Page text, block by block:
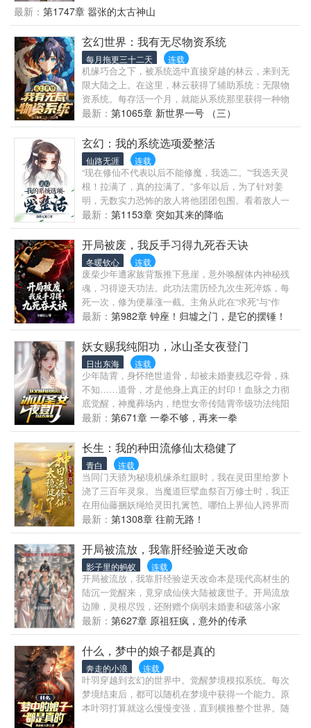
筹谋，诸神再现，世界与天道，毁灭与涅盘，这个世
界逐渐变得扑朔迷离，无法看清真容，而在这一场博
弈，我是棋子，亦是执棋者。想杀我？好啊，那就看
看是你先死还是我先死。（简介无力，请移步正文，
新人第一次写书，如有不好，请多担待。）
最新： 第1747章 嚣张的太古神山
玄幻世界：我有无尽物资系统
每月拖更三十二天 连载
机缘巧合之下，被系统选中直接穿越的林云，来到无
限大陆之上。在这里，林云获得了辅助系统：无限物
资系统。每存活一个月，就能从系统那里获得一种物
资，理论上，只需要活得越久，获得物资就越多。随
着时间的过去，林云发现自己可以躺平了。修炼需要
的丹药，林云表示自己每天当糖豆吃。炼器需要的材
料，林云直接询问你需要几吨？甚至画画所需要的神
兽血脉，林云直接一桶一桶的提供，并告诉画符师，
不够找自己要，自己还有。当然这一切都只是梦，因
为当林云在无限大陆之上，迎来自己第一个千年生日
的时候。一件让林云一辈子，都无法忘记的事情发生
了。被无限大陆所有强者，所恐惧的黑暗镇压将领
了。而这个事件还有另外一个名字：狩猎游戏。一场
由圣人制定的游戏规则······一场强制所有生灵参加的游
戏······圣人之下皆蝼蚁，你没有拒绝的资格。
最新： 第1065章 新世界一号 （三）
玄幻：我的系统选项爱整活
仙路无涯 连载
“现在修仙不代表以后不能修魔，我选二。”“我选天灵
根！拉满了，真的拉满了。”多年以后，为了针对姜
明，无数实力恐怖的敌人将他团团包围。看着敌人一
切尽在掌控中的得意神情，姜明笑了。刹那间，他的
气息暴涨无数倍，一把抓住所有敌人，顷刻镇压。我
在等外挂，你在等什么？身游诸天万界，脚踏岁月长
河。蓦然回首，眼中已再无敌手。
最新： 第1153章 突如其来的降临
开局被废，我反手习得九死吞天诀
冬暖钦心 连载
废柴少年遭家族背叛推下悬崖，意外唤醒体内神秘残
魂，习得逆天功法。此功法需历经九次生死淬炼，每
死一次，修为便暴涨一截。主角从此在“求死”与“作
死”的路上狂奔，靠“死”来升级，搅动天下风云。
最新： 第982章 钟座！归墟之门，是它的摆锤！
妖女赐我纯阳功，冰山圣女夜登门
日出东海 连载
少年陆霄，身怀绝世道骨，却被未婚妻残忍夺骨，殊
不知……道骨，才是他身上真正的封印！血脉之力彻
底觉醒，神魔葬场内，绝世女帝传陆霄帝级功法纯阳
天功，修炼速度一日千里！双修……可再翻十倍！结
果，刚获得逆天传承，未婚妻的继母，身怀玄阴之体
的冰山圣女……找上门了？陆霄：“女帝姐姐，怎么
办？”女帝：“你的机缘来了，冲！”
最新： 第671章 一拳不够，再来一拳
长生：我的种田流修仙太稳健了
青白 连载
当同门天骄为秘境机缘杀红眼时，我在灵田里给萝卜
浇了三百年灵泉。当魔道巨擘血祭百万修士时，我正
在用仙藤捆妖绳给灵田扎篱笆。哪怕上界仙人跨界而
来，盖压所有修仙者。我还是该吃吃、该喝喝、遇事
不往心里搁……简介无力，请移步正文！
最新： 第1308章 往前无路！
开局被流放，我靠肝经验逆天改命
影子里的蚂蚁 连载
开局被流放，我靠肝经验逆天改命本是现代高材生的
陆沉一觉醒来，竟穿成仙侠大陆被废世子。开局流放
边陲，灵根尽毁，还附赠个病弱未婚妻和破落小家
族。他淡定一笑：“正好，让我教教你们什么叫科学修
仙。”当别人还在苦苦闭关，陆沉已经用数学模型优化
功法，流水线量产丹药。本以为只是随便玩玩，却一
不小心，打造出横压当世的至高仙族……
最新： 第627章 原祖狂疯，意外的传承
什么，梦中的娘子都是真的
奔走的小浪 连载
叶羽穿越到玄幻的世界中。觉醒梦境模拟系统。每次
梦境结束后，都可以随机在梦境中获得一个能力。原
本叶羽打算就这么慢慢变强，直到横推整个世界。随